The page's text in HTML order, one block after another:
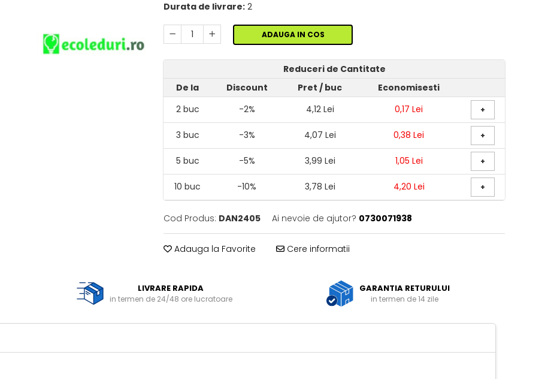
Durata de livrare: 2
ADAUGA IN COS
Reduceri de Cantitate
De la
Discount Pret / buc
Economisesti
2buc -2% 4,12 Lei 0,17 Lei +
3 buc -3% 4,07 Lei 0,38 Lei +
5 buc -5% 3,99 Lei 1,05 Lei +
10 buc -10% 3,78 Lei 4,20 Lei +
Cod Produs: DAN2405 Ai nevoie de ajutor? 0730071938
Adauga la Favorite Cere informatii
LIVRARE RAPIDA
in termen de 24/48 ore lucratoare
GARANTIA RETURULUI
in termen de 14 zile